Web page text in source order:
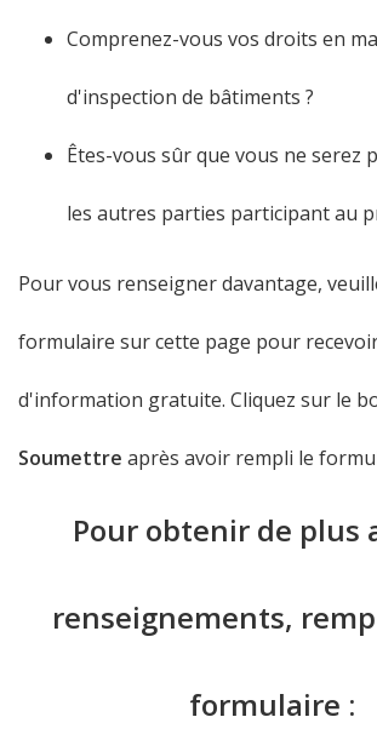
Comprenez-vous vos droits en
d'inspection de bâtiments ?
Êtes-vous sûr que vous ne serez
les autres parties participant au
Pour vous renseigner davantage,
formulaire sur cette page pour
d'information gratuite. Cliquez sur le
Soumettre après avoir rempli le
Pour obtenir de plus
renseignements,
formulaire :